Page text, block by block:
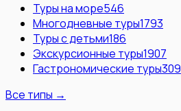
Туры на море546
Многодневные туры1793
Туры с детьми186
Экскурсионные туры1907
Гастрономические туры309
Все типы →